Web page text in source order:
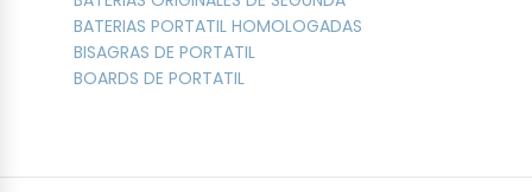
BATERIAS PORTATIL HOMOLOGADAS
BISAGRAS DE PORTATIL
BOARDS DE PORTATIL